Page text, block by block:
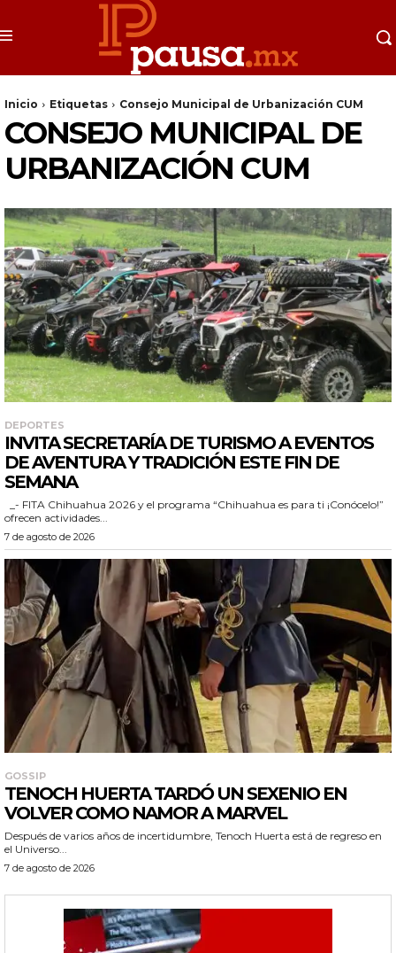
Inicio Etiquetas Consejo Municipal de Urbanización CUM
CONSEJO MUNICIPAL DE
URBANIZACIÓN CUM
DEPORTES
INVITA SECRETARÍA DE TURISMO A EVENTOS
DE AVENTURA Y TRADICIÓN ESTE FIN DE
SEMANA
ofrecen actividades...
7 de agosto de 2026
GOSSIP
TENOCH HUERTA TARDÓ UN SEXENIO EN
VOLVER COMO NAMOR A MARVEL
Después de varios años de incertidumbre, Tenoch Huerta está de regreso en
el Universo...
7 de agosto de 2026